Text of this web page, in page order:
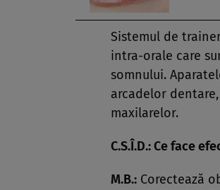
Sistemul de
intra-orale care
somnului.
arcadelor
maxilarelor.
C.S.Î.D.: Ce face
M.B.: Corectează